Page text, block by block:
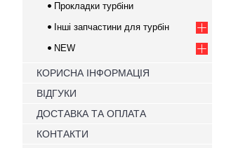
Прокладки турбіни
Інші запчастини для турбін
NEW
КОРИСНА ІНФОРМАЦІЯ
ВІДГУКИ
ДОСТАВКА ТА ОПЛАТА
КОНТАКТИ